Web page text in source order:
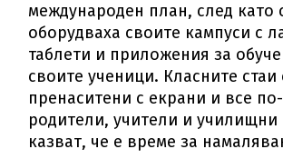
международен план, след като
оборудваха своите кампуси с
таблети и приложения за
своите ученици. Класните стаи
пренаситени с екрани и все
родители, учители и училищни
казват, че е време за